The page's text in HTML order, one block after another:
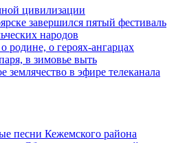
цивилизации
завершился пятый фестиваль
народов
родине, о героях-ангарцах
в зимовье выть
землячество в эфире телеканала
песни Кежемского района